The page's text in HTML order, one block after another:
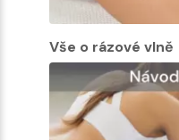
Vše o rázové vlně